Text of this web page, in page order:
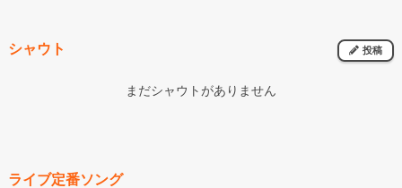
シャウト 投稿
まだシャウトがありません
ライブ定番ソング